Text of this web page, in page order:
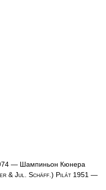
— Шампиньон Кюнера
& Jul. Schäff.) Pilát 1951 —